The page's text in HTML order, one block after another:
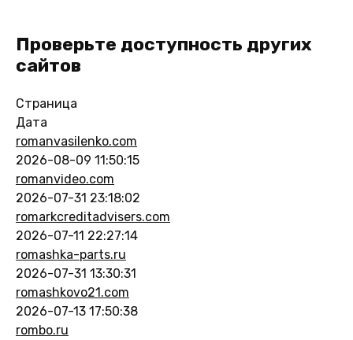
Проверьте доступность других
сайтов
Страница
Дата
romanvasilenko.com
2026-08-09 11:50:15
romanvideo.com
2026-07-31 23:18:02
romarkcreditadvisers.com
2026-07-11 22:27:14
romashka-parts.ru
2026-07-31 13:30:31
romashkovo21.com
2026-07-13 17:50:38
rombo.ru